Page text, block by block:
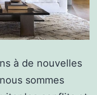
à de nouvelles
sommes